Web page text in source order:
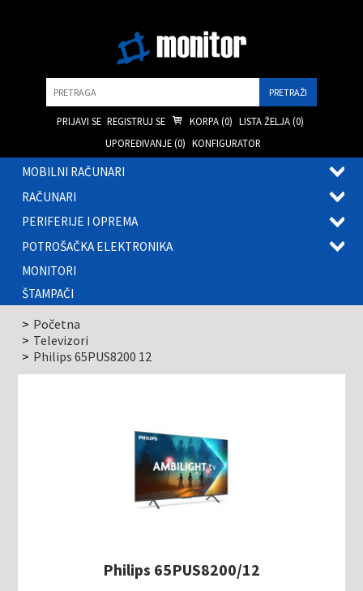
PRIJAVI SE REGISTRUJ SE KORPA (0) LISTA ŽELJA (0)
UPOREĐIVANJE (0) KONFIGURATOR
MOBILNI RAČUNARI
RAČUNARI
PERIFERIJE I OPREMA
POTROŠAČKA ELEKTRONIKA
MONITORI
ŠTAMPAČI
Početna
Televizori
Philips 65PUS8200 12
Philips 65PUS8200/12